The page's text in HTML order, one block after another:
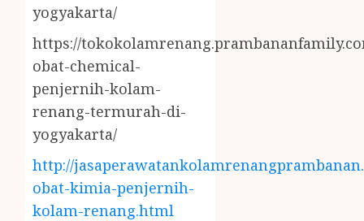
yogyakarta/
https://
obat-chemical-
penjernih-kolam-
renang-termurah-di-
yogyakarta/
http://
obat-kimia-penjernih-
kolam-renang.html